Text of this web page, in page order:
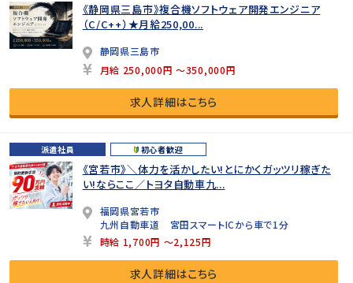
《静岡県三島市》複合機ソフトウェア開発エンジニア
（C/C++）★月給250,00...
静岡県三島市
月給 250,000円 ～350,000円
求人詳細はこちら
派遣社員 初心者歓迎
《宮若市》＼体力を活かしたい!とにかくガッツリ稼ぎた
い!ならここ／トヨタ自動車九...
福岡県宮若市
九州自動車道 宮田スマートICから車で1分
時給 1,700円 ～2,125円
求人詳細はこちら